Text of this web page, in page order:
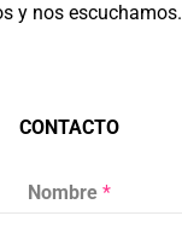
y nos escuchamos.
CONTACTO
Nombre *